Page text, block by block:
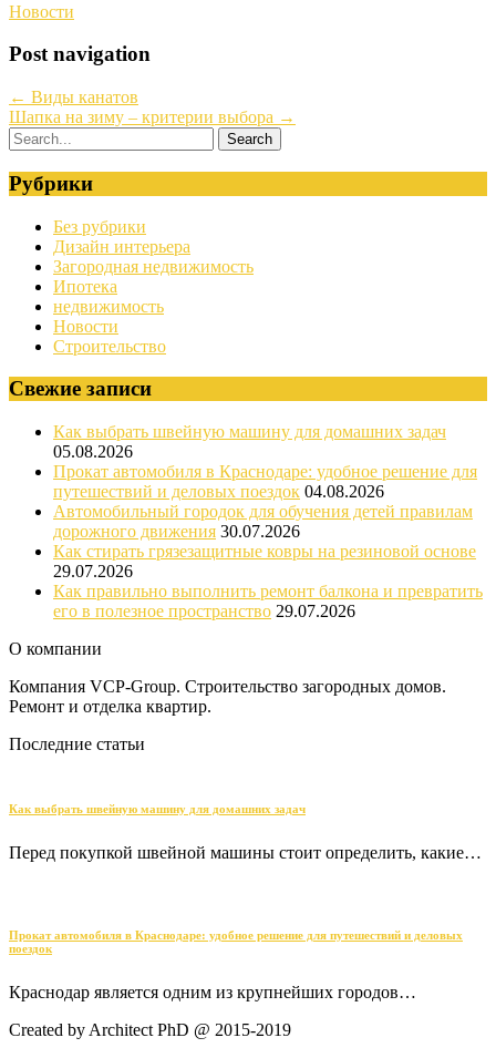
Новости
Post navigation
← Виды канатов
Шапка на зиму – критерии выбора →
Рубрики
Без рубрики
Дизайн интерьера
Загородная недвижимость
Ипотека
недвижимость
Новости
Строительство
Свежие записи
Как выбрать швейную машину для домашних задач
05.08.2026
Прокат автомобиля в Краснодаре: удобное решение для
путешествий и деловых поездок 04.08.2026
Автомобильный городок для обучения детей правилам
дорожного движения 30.07.2026
Как стирать грязезащитные ковры на резиновой основе
29.07.2026
Как правильно выполнить ремонт балкона и превратить
его в полезное пространство 29.07.2026
О компании
Компания VCP-Group. Строительство загородных домов.
Ремонт и отделка квартир.
Последние статьи
Как выбрать швейную машину для домашних задач
Перед покупкой швейной машины стоит определить, какие…
Прокат автомобиля в Краснодаре: удобное решение для путешествий и деловых
поездок
Краснодар является одним из крупнейших городов…
Created by Architect PhD @ 2015-2019